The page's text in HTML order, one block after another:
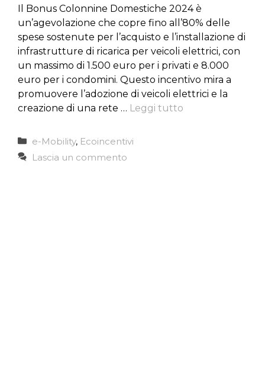
Il Bonus Colonnine Domestiche 2024 è
un’agevolazione che copre fino all’80% delle
spese sostenute per l’acquisto e l’installazione di
infrastrutture di ricarica per veicoli elettrici, con
un massimo di 1.500 euro per i privati e 8.000
euro per i condomini. Questo incentivo mira a
promuovere l’adozione di veicoli elettrici e la
creazione di una rete … Leggi tutto
Categorie
e-Mobility, Ecoincentivi
Lascia un commento